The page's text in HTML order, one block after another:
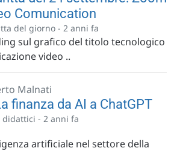
Comunication
del giorno - 2 anni fa
sul grafico del titolo tecnologico
video ..
Malnati
finanza da AI a ChatGPT
didattici - 2 anni fa
artificiale nel settore della